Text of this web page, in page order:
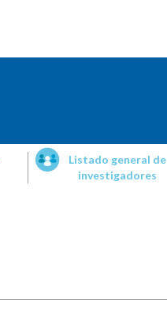
Listado general de
investigadores